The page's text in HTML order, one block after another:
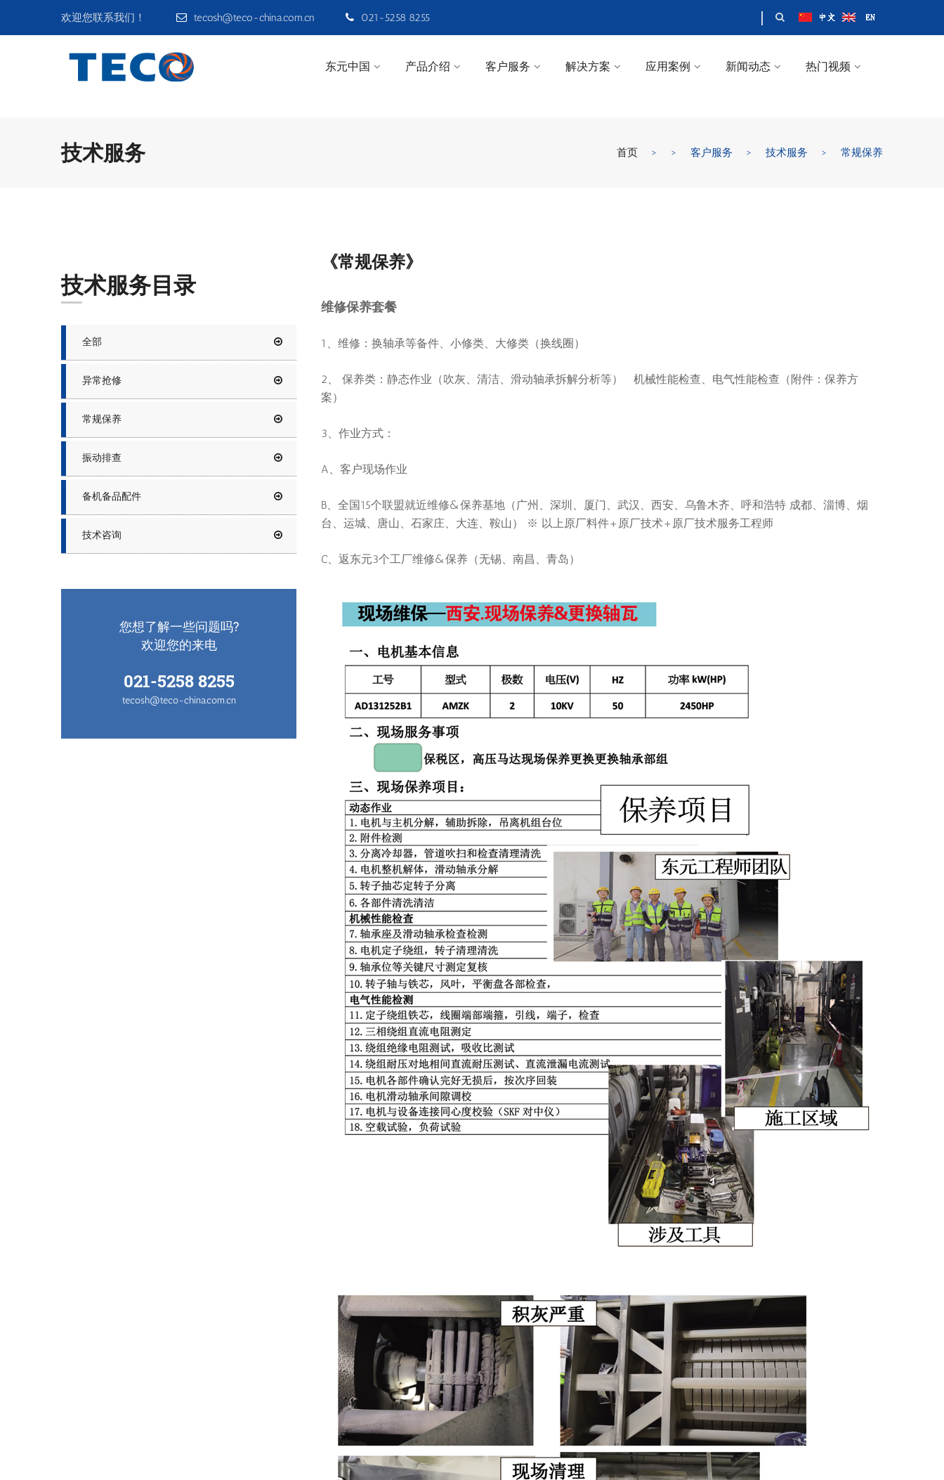
欢迎您联系我们！ tecosh@teco-china.com.cn 021-5258 8255
东元中国 产品介绍 客户服务 解决方案 应用案例 新闻动态 热门视频
技术服务 首页 > > 客户服务 > 技术服务 > 常规保养
技术服务目录
全部
异常抢修
常规保养
振动排查
备机备品配件
技术咨询
您想了解一些问题吗?
欢迎您的来电
021-5258 8255
tecosh@teco-china.com.cn
《常规保养》
维修保养套餐
1、维修：换轴承等备件、小修类、大修类（换线圈）
2、 保养类：静态作业（吹灰、清洁、滑动轴承拆解分析等） 机械性能检查、电气性能检查（附件：保养方
案）
3、作业方式：
A、客户现场作业
B、全国15个联盟就近维修&保养基地（广州、深圳、厦门、武汉、西安、乌鲁木齐、呼和浩特 成都、淄博、烟
台、运城、唐山、石家庄、大连、鞍山） ※ 以上原厂料件+原厂技术+原厂技术服务工程师
C、返东元3个工厂维修&保养（无锡、南昌、青岛）